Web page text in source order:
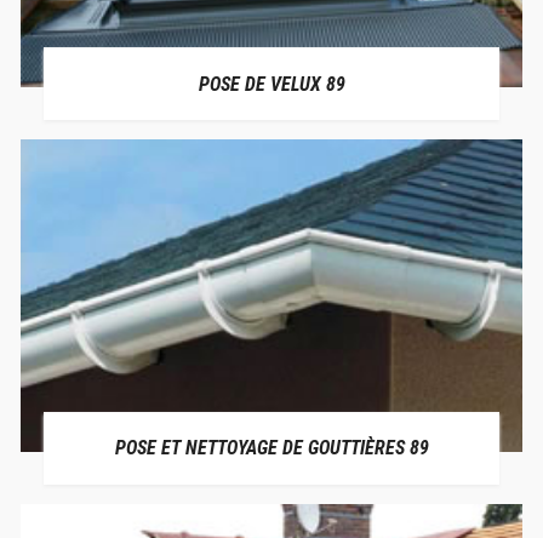
POSE DE VELUX 89
POSE ET NETTOYAGE DE GOUTTIÈRES 89